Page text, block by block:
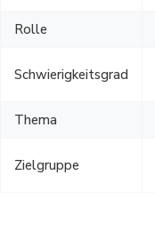
Rolle
Schwierigkeitsgrad
Thema
Zielgruppe